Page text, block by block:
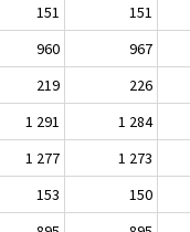
151
151
960
967
219 226
1 291
1 284
1 277
1 273
153
150